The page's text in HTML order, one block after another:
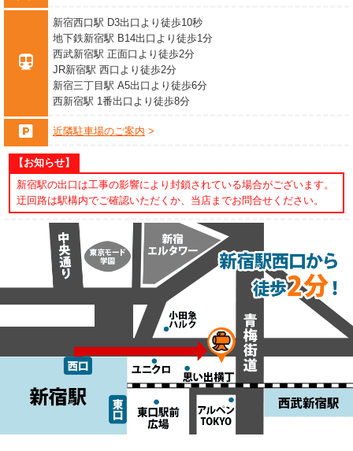
新宿西口駅 D3出口より徒歩10秒
地下鉄新宿駅 B14出口より徒歩1分
西武新宿駅 正面口より徒歩2分
JR新宿駅 西口より徒歩2分
新宿三丁目駅 A5出口より徒歩6分
西新宿駅 1番出口より徒歩8分
近隣駐車場のご案内
【お知らせ】
新宿駅の出口は工事の影響により封鎖されている場合がございます。
迂回路は駅構内でご確認いただくか、当店までお問合せください。